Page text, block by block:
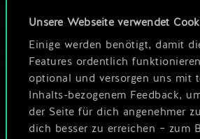
Unsere Webseite verwendet
Einige werden benötigt, damit
Features ordentlich
optional und versorgen uns mit
Inhalts-bezogenem Feedback,
der Seite für dich angenehmer
dich besser zu erreichen – zum
3 4 Fisstech-Schmuggler